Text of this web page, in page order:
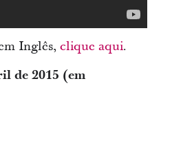
Inglês, clique aqui.
de 2015 (em